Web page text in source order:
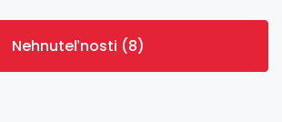
Nehnuteľnosti (8)